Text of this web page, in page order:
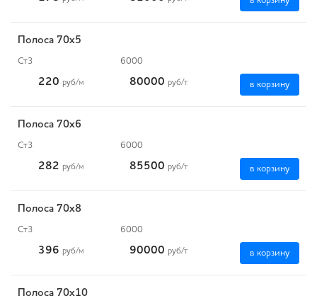
Полоса 70x5
Ст3 6000
220 руб/м 80000 руб/т в корзину
Полоса 70x6
Ст3 6000
282 руб/м 85500 руб/т в корзину
Полоса 70x8
Ст3 6000
396 руб/м 90000 руб/т в корзину
Полоса 70x10